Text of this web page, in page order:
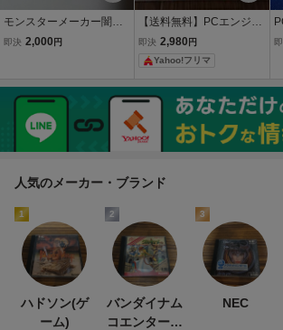
モンスターメーカー闇の
龍騎士 SUPER CD ROM
即決 2,000 円
【送料無料】PCエンジン
サイドアームスペシャル
CDｰROM PCエンジン
即決 2,980 円
Yahoo!フリマ
人気のメーカー・ブランド
1
ハドソン(ゲ
ーム)
2
バンダイナム
コエンターテ
3
NEC